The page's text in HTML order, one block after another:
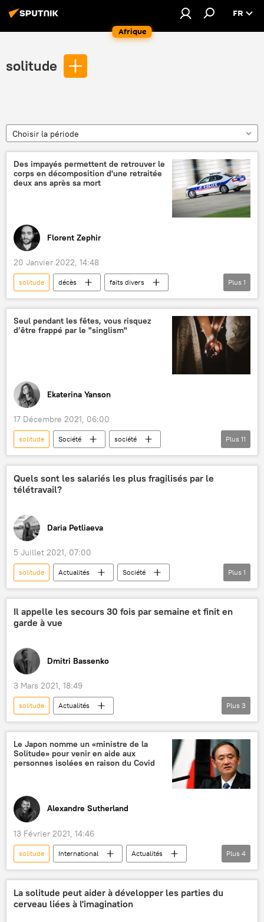
Afrique
FR
solitude
Choisir la période
Des impayés permettent de retrouver le
corps en décomposition d'une retraitée
deux ans après sa mort
Florent Zephir
20 Janvier 2022, 14:48
solitude décès
faits divers
Covid-19
Plus 1
Seul pendant les fêtes, vous risquez
d’être frappé par le "singlism"
Ekaterina Yanson
17 Décembre 2021, 06:00
solitude Société
société
États-Unis
sociologie
famille
bonheur
droits de l’homme
étude
discrimination
International
Plus 11
Quels sont les salariés les plus fragilisés par le
télétravail?
Daria Petliaeva
5 Juillet 2021, 07:00
solitude Actualités
Société
télétravail
Plus 1
Il appelle les secours 30 fois par semaine et finit en
garde à vue
Dmitri Bassenko
3 Mars 2021, 18:49
solitude
Actualités
Service d'aide médicale urgente (SAMU)
France
faits divers
Plus 3
Le Japon nomme un «ministre de la
Solitude» pour venir en aide aux
personnes isolées en raison du Covid
Alexandre Sutherland
13 Février 2021, 14:46
solitude International
Actualités
Covid-19
Japon
ministre
Yoshihide Suga
Plus 4
La solitude peut aider à développer les parties du
cerveau liées à l'imagination